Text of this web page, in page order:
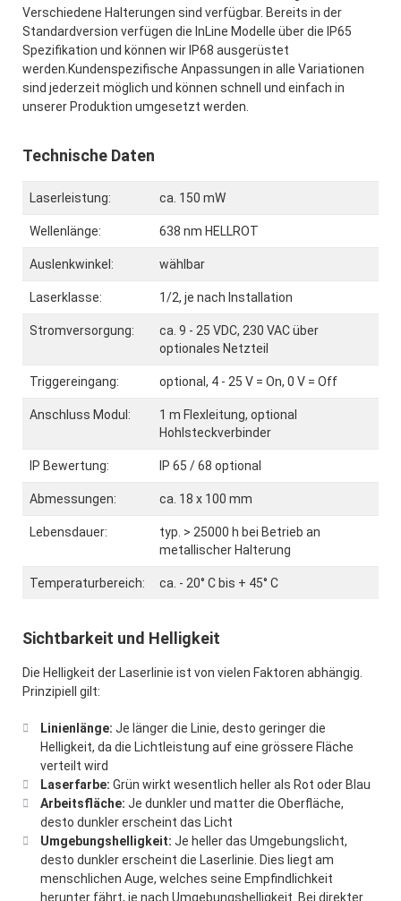
Verschiedene Halterungen sind verfügbar. Bereits in der
Standardversion verfügen die InLine Modelle über die IP65
Spezifikation und können wir IP68 ausgerüstet
werden.Kundenspezifische Anpassungen in alle Variationen
sind jederzeit möglich und können schnell und einfach in
unserer Produktion umgesetzt werden.
Technische Daten
Laserleistung: ca. 150 mW
Wellenlänge: 638 nm HELLROT
Auslenkwinkel: wählbar
Laserklasse: 1/2, je nach Installation
Stromversorgung:
ca. 9 - 25 VDC, 230 VAC über
optionales Netzteil
Triggereingang: optional, 4 - 25 V = On, 0 V = Off
Anschluss Modul:
1 m Flexleitung, optional
Hohlsteckverbinder
IP Bewertung: IP 65 / 68 optional
Abmessungen: ca. 18 x 100 mm
Lebensdauer:
typ. > 25000 h bei Betrieb an
metallischer Halterung
Temperaturbereich: ca. - 20° C bis + 45° C
Sichtbarkeit und Helligkeit
Die Helligkeit der Laserlinie ist von vielen Faktoren abhängig.
Prinzipiell gilt:
Linienlänge: Je länger die Linie, desto geringer die
Helligkeit, da die Lichtleistung auf eine grössere Fläche
verteilt wird
Laserfarbe: Grün wirkt wesentlich heller als Rot oder Blau
Arbeitsfläche: Je dunkler und matter die Oberfläche,
desto dunkler erscheint das Licht
Umgebungshelligkeit: Je heller das Umgebungslicht,
desto dunkler erscheint die Laserlinie. Dies liegt am
menschlichen Auge, welches seine Empfindlichkeit
herunter fährt, je nach Umgebungshelligkeit. Bei direkter